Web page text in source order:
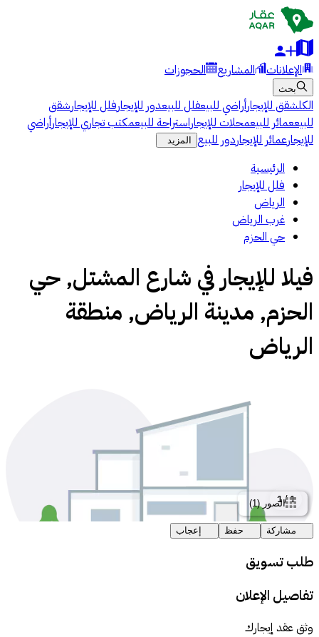
الإعلانات المشاريع الحجوزات
بحث
الكلشقق للإيجارأراضي للبيعفلل للبيعدور للإيجارفلل للإيجارشقق
للبيععمائر للبيعمحلات للإيجاراستراحة للبيعمكتب تجاري للإيجارأراضي
للإيجارعمائر للإيجاردور للبيع المزيد
الرئيسية
فلل للإيجار
الرياض
غرب الرياض
حي الحزم
فيلا للإيجار في شارع المشتل, حي
الحزم, مدينة الرياض, منطقة
الرياض
1
/
1
الصور (
1
)
مشاركة حفظ إعجاب
طلب تسويق
تفاصيل الإعلان
وثق عقد إيجارك